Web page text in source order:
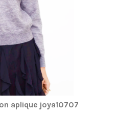
aplique joya10707